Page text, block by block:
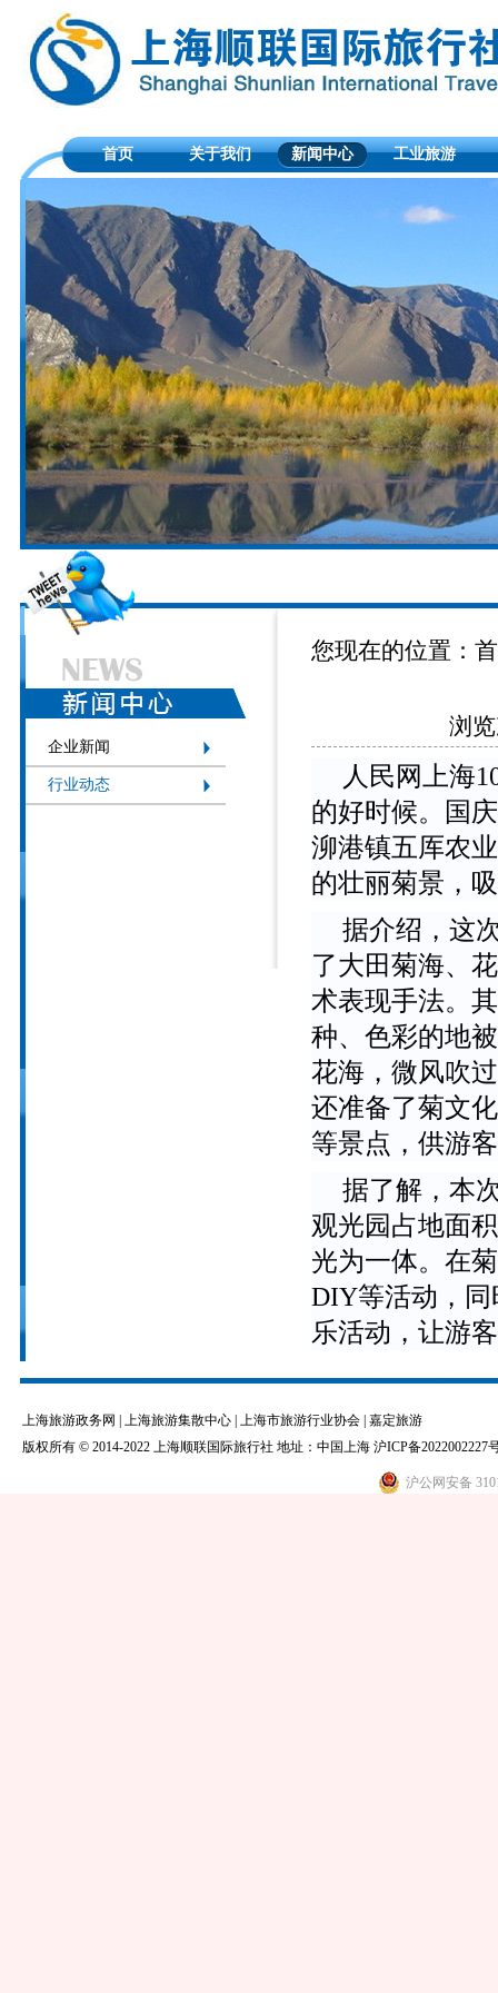
首页 关于我们 新闻中心 工业旅游
企业新闻
行业动态
您现在的位置：
浏
人民网上海
的好时候。国
泖港镇五厍农
的壮丽菊景，
据介绍，这
了大田菊海、
术表现手法。
种、色彩的地
花海，微风吹
还准备了菊文
等景点，供游
据了解，本
观光园占地面
光为一体。在
DIY等活动，
乐活动，让游
上海旅游政务网 上海旅游集散中心 上海市旅游行业协会 嘉定旅游
版权所有 © 2014-2022 上海顺联国际旅行社 地址：中国上海 沪ICP备2022002227
沪公网安备